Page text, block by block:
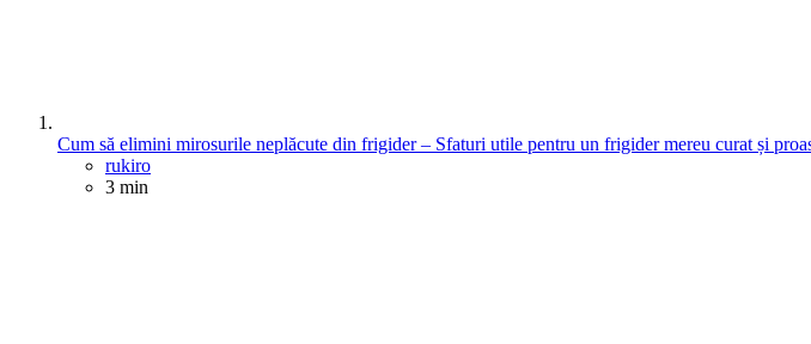
Cum să elimini mirosurile neplăcute din frigider – Sfaturi utile pentru un frigider mereu curat și
Posted
rukiro
3 min